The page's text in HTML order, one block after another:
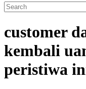
customer
kembali
peristiwa